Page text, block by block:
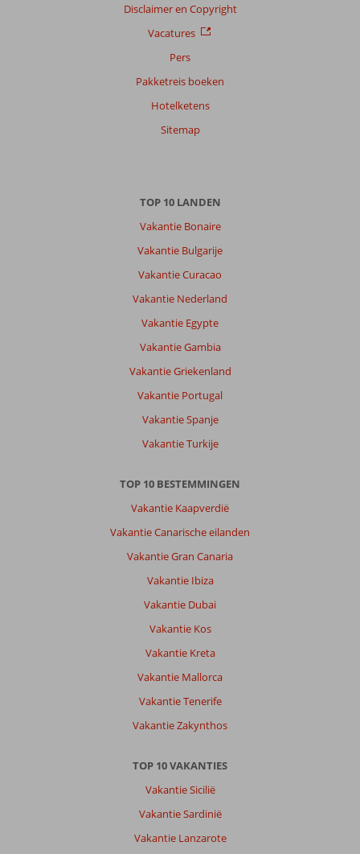
Disclaimer en Copyright
Vacatures
Pers
Pakketreis boeken
Hotelketens
Sitemap
TOP 10 LANDEN
Vakantie Bonaire
Vakantie Bulgarije
Vakantie Curacao
Vakantie Nederland
Vakantie Egypte
Vakantie Gambia
Vakantie Griekenland
Vakantie Portugal
Vakantie Spanje
Vakantie Turkije
TOP 10 BESTEMMINGEN
Vakantie Kaapverdië
Vakantie Canarische eilanden
Vakantie Gran Canaria
Vakantie Ibiza
Vakantie Dubai
Vakantie Kos
Vakantie Kreta
Vakantie Mallorca
Vakantie Tenerife
Vakantie Zakynthos
TOP 10 VAKANTIES
Vakantie Sicilië
Vakantie Sardinië
Vakantie Lanzarote